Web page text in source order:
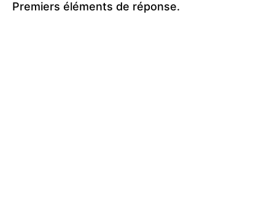
Premiers éléments de réponse.